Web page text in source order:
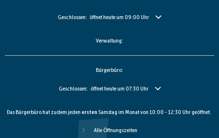
Klicken, um weitere Öffnungs- oder Schließzeiten auszublenden
Geschlossen: öffnet heute um 09:00 Uhr
Verwaltung:
Bürgerbüro:
Klicken, um weitere Öffnungs- oder Schließzeiten auszublenden
Geschlossen: öffnet heute um 07:30 Uhr
Das Bürgerbüro hat zudem jeden ersten Samstag im Monat von 10:00 - 12:30 Uhr geöffnet.
Alle Öffnungszeiten